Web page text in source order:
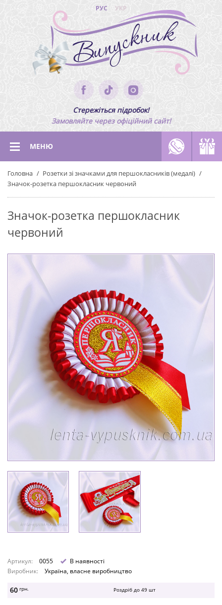
РУС УКР
Стережіться підробок!
Замовляйте через офіційний сайт!
МЕНЮ
Головна
Розетки зі значками для першокласників (медалі)
Значок-розетка першокласник червоний
Значок-розетка першокласник
червоний
Артикул: 0055
В наявності
Виробник:
Україна, власне виробництво
60 грн. Роздріб до 49 шт